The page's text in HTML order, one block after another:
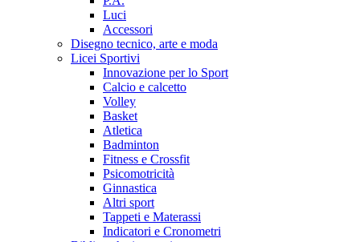
Luci
Accessori
Disegno tecnico, arte e moda
Licei Sportivi
Innovazione per lo Sport
Calcio e calcetto
Volley
Basket
Atletica
Badminton
Fitness e Crossfit
Psicomotricità
Ginnastica
Altri sport
Tappeti e Materassi
Indicatori e Cronometri